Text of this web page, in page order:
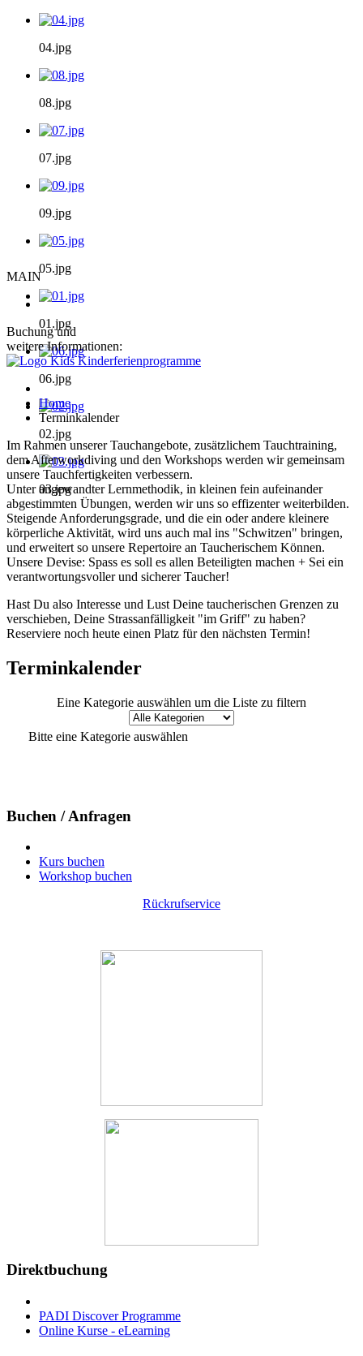
04.jpg
08.jpg
07.jpg
09.jpg
05.jpg
01.jpg
06.jpg
02.jpg
03.jpg
MAIN
Buchung und
weitere Informationen:
Home
Terminkalender
Im Rahmen unserer Tauchangebote, zusätzlichem Tauchtraining,
dem Afterworkdiving und den Workshops werden wir gemeinsam
unsere Tauchfertigkeiten verbessern.
Unter angewandter Lernmethodik, in kleinen fein aufeinander
abgestimmten Übungen, werden wir uns so effizenter weiterbilden.
Steigende Anforderungsgrade, und die ein oder andere kleinere
körperliche Aktivität, wird uns auch mal ins "Schwitzen" bringen,
und erweitert so unsere Repertoire an Taucherischem Können.
Unsere Devise: Spass es soll es allen Beteiligten machen + Sei ein
verantwortungsvoller und sicherer Taucher!
Hast Du also Interesse und Lust Deine taucherischen Grenzen zu
verschieben, Deine Strassanfälligkeit "im Griff" zu haben?
Reserviere noch heute einen Platz für den nächsten Termin!
Terminkalender
Eine Kategorie auswählen um die Liste zu filtern
Bitte eine Kategorie auswählen
Buchen / Anfragen
Kurs buchen
Workshop buchen
Rückrufservice
Direktbuchung
PADI Discover Programme
Online Kurse - eLearning